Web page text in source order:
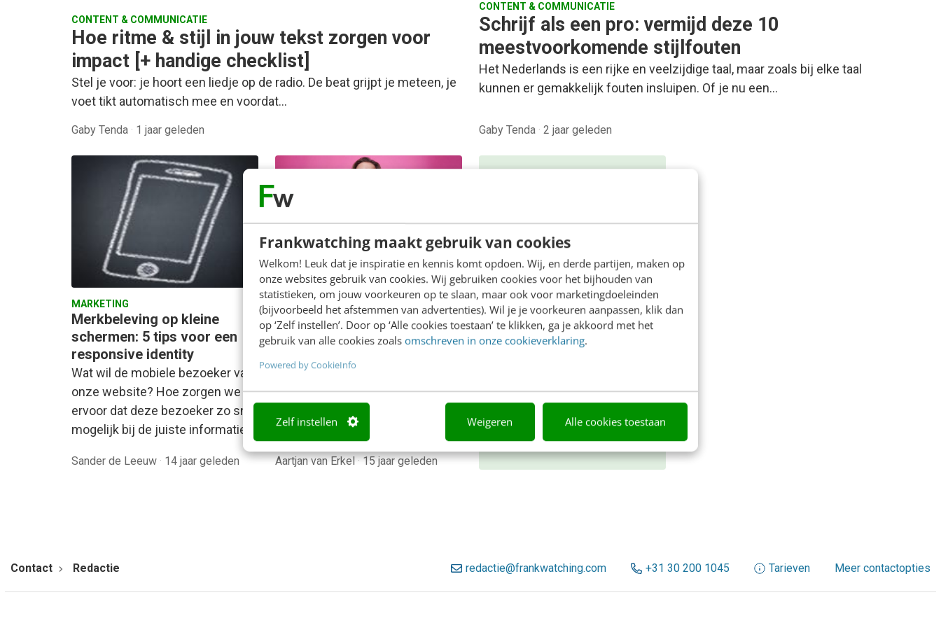
Frankwatching maakt gebruik van cookies
Welkom! Leuk dat je inspiratie en kennis komt opdoen. Wij, en derde partijen, maken op
onze websites gebruik van cookies. Wij gebruiken cookies voor het bijhouden van
statistieken, om jouw voorkeuren op te slaan, maar ook voor marketingdoeleinden
(bijvoorbeeld het afstemmen van advertenties). Wil je je voorkeuren aanpassen, klik dan
op ‘Zelf instellen’. Door op ‘Alle cookies toestaan’ te klikken, ga je akkoord met het
gebruik van alle cookies zoals omschreven in onze cookieverklaring.
Powered by CookieInfo
Zelf instellen Weigeren Alle cookies toestaan
CONTENT & COMMUNICATIE
Hoe ritme & stijl in jouw tekst zorgen voor
impact [+ handige checklist]
Stel je voor: je hoort een liedje op de radio. De beat grijpt je meteen, je
voet tikt automatisch mee en voordat…
Gaby Tenda · 1 jaar geleden
CONTENT & COMMUNICATIE
Schrijf als een pro: vermijd deze 10
meestvoorkomende stijlfouten
Het Nederlands is een rijke en veelzijdige taal, maar zoals bij elke taal
kunnen er gemakkelijk fouten insluipen. Of je nu een…
Gaby Tenda · 2 jaar geleden
MARKETING
Merkbeleving op kleine
schermen: 5 tips voor een
responsive identity
Wat wil de mobiele bezoeker van
onze website? Hoe zorgen we
ervoor dat deze bezoeker zo snel
mogelijk bij de juiste informatie…
Sander de Leeuw · 14 jaar geleden
MARKETING
Breekt jouw website
ongeschreven sociale
regels?
Klanten voelen zich
ongemakkelijk als een website
niet consequent is in de manier
verwachten ze namelijk dat je…
Aartjan van Erkel· 15 jaar geleden
ONLINE MASTERCLASS
De nieuwe SEO- &
GEO-spelregels
beter gevonden. Schrijf je in en
bekijk direct.
Meer weten
Contact Redactie redactie@frankwatching.com +31 30 200 1045 Tarieven Meer contactopties